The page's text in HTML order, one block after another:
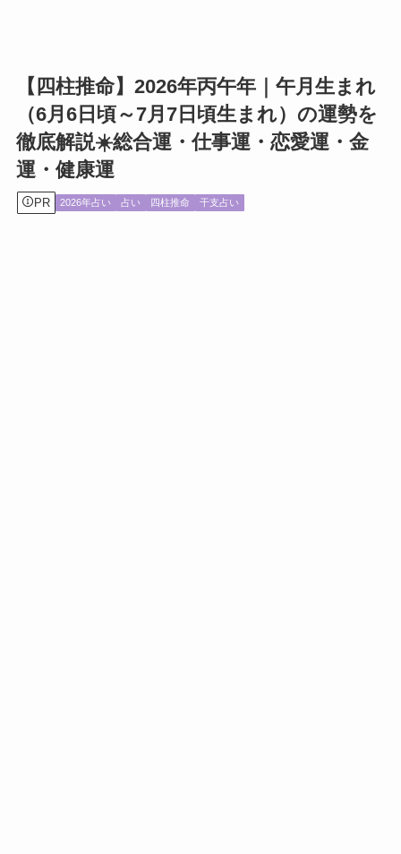
【四柱推命】2026年丙午年｜午月生まれ
（6月6日頃～7月7日頃生まれ）の運勢を
徹底解説☀️総合運・仕事運・恋愛運・金
運・健康運
PR 2026年占い 占い 四柱推命 干支占い